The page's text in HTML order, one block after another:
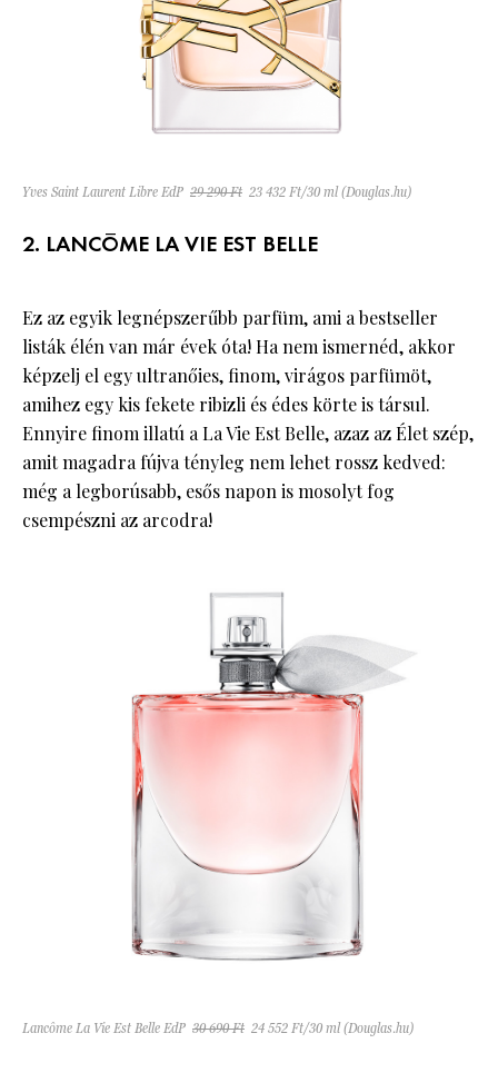
Yves Saint Laurent Libre EdP 29 290 Ft 23 432 Ft/30 ml (Douglas.hu)
2. LANCÔME LA VIE EST BELLE
Ez az egyik legnépszerűbb parfüm, ami a bestseller
listák élén van már évek óta! Ha nem ismernéd, akkor
képzelj el egy ultranőies, finom, virágos parfümöt,
amihez egy kis fekete ribizli és édes körte is társul.
Ennyire finom illatú a La Vie Est Belle, azaz az Élet szép,
amit magadra fújva tényleg nem lehet rossz kedved:
még a legborúsabb, esős napon is mosolyt fog
csempészni az arcodra!
Lancôme La Vie Est Belle EdP 30 690 Ft 24 552 Ft/30 ml (Douglas.hu)